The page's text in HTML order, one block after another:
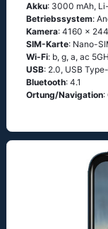
Akku: 3000 mAh,
Betriebssystem:
Kamera: 4160 x
SIM-Karte: Nano-
Wi-Fi: b, g, а, ас
USB: 2.0, USB
Bluetooth: 4.1
Ortung/Navigation: